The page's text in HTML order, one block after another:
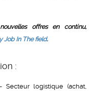
offres en continu,
Job In The field.
:
logistique (achat,